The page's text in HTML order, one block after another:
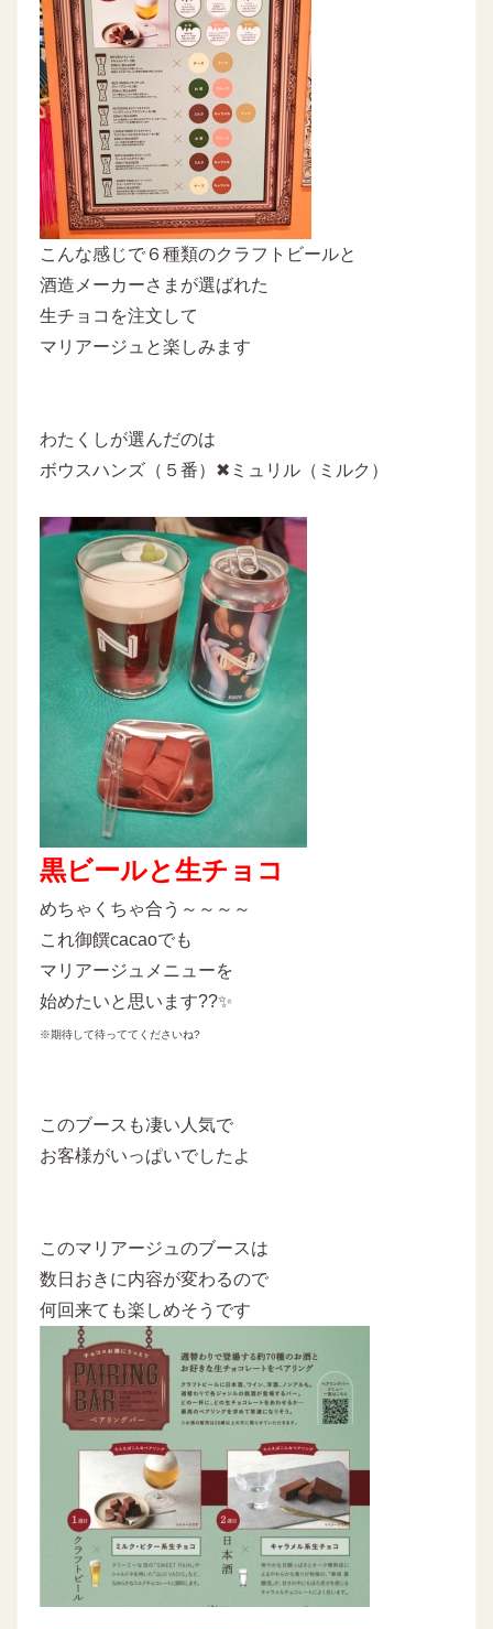
こんな感じで６種類のクラフトビールと
酒造メーカーさまが選ばれた
生チョコを注文して
マリアージュと楽しみます
わたくしが選んだのは
ボウスハンズ（５番）✖ミュリル（ミルク）
黒ビールと生チョコ
めちゃくちゃ合う～～～～
これ御饌cacaoでも
マリアージュメニューを
始めたいと思います??✨
※期待して待っててくださいね?
このブースも凄い人気で
お客様がいっぱいでしたよ
このマリアージュのブースは
数日おきに内容が変わるので
何回来ても楽しめそうです